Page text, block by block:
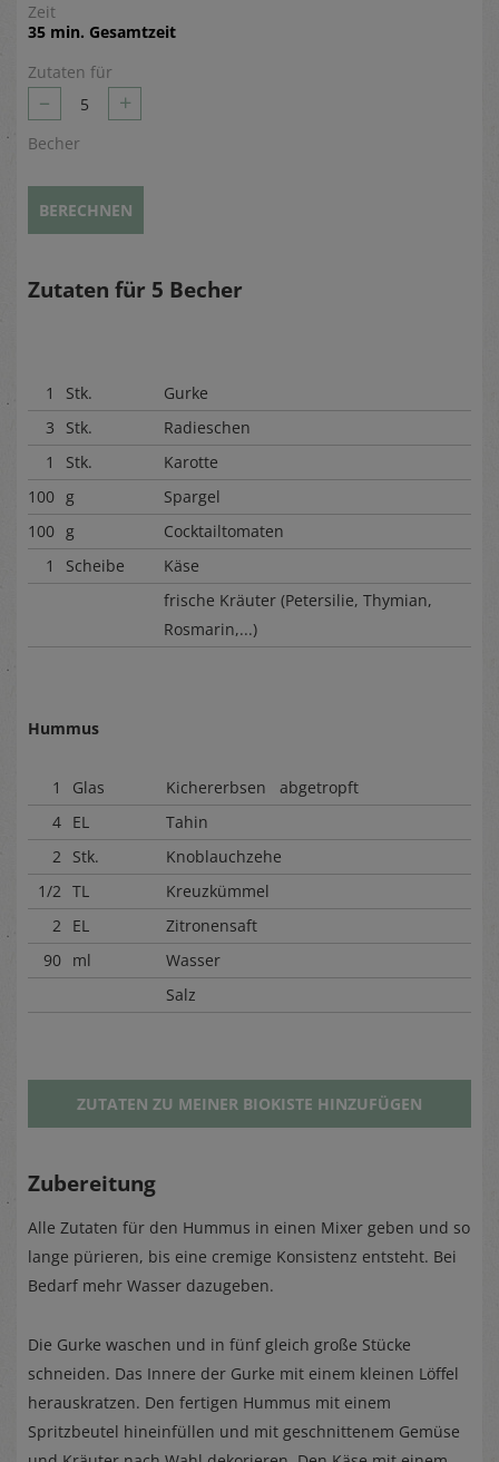
Zeit
35 min. Gesamtzeit
Zutaten für
– 5 +
Becher
BERECHNEN
Zutaten für 5 Becher
1 Stk.
Gurke
3
Stk.
Radieschen
1
Stk.
Karotte
100 g
Spargel
100 g
Cocktailtomaten
1
Scheibe
Käse
frische Kräuter (Petersilie, Thymian,
Rosmarin,...)
Hummus
1 Glas
Kichererbsen abgetropft
4 EL
Tahin
2 Stk.
Knoblauchzehe
1/2 TL
Kreuzkümmel
2 EL
Zitronensaft
90 ml
Wasser
Salz
ZUTATEN ZU MEINER BIOKISTE HINZUFÜGEN
Zubereitung
Alle Zutaten für den Hummus in einen Mixer geben und so
lange pürieren, bis eine cremige Konsistenz entsteht. Bei
Bedarf mehr Wasser dazugeben.
Die Gurke waschen und in fünf gleich große Stücke
schneiden. Das Innere der Gurke mit einem kleinen Löffel
herauskratzen. Den fertigen Hummus mit einem
Spritzbeutel hineinfüllen und mit geschnittenem Gemüse